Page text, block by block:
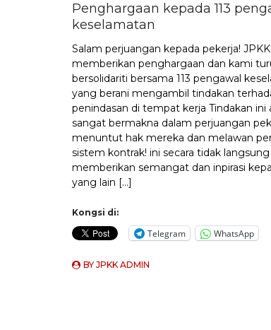
Penghargaan kepada 113
keselamatan
Salam perjuangan kepada pekerja!
memberikan penghargaan dan kami
bersolidariti bersama 113 pengawal
yang berani mengambil tindakan
penindasan di tempat kerja Tindakan ini
sangat bermakna dalam perjuangan
menuntut hak mereka dan melawan
sistem kontrak! ini secara tidak langsung
memberikan semangat dan inpirasi
yang lain […]
Kongsi di:
Telegram WhatsApp
BYJPKK ADMIN